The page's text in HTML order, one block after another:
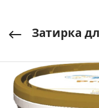
Затирка для швов СВЕТЛО-